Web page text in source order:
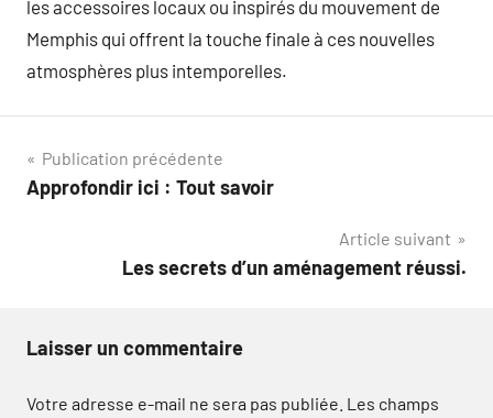
les accessoires locaux ou inspirés du mouvement de
Memphis qui offrent la touche finale à ces nouvelles
atmosphères plus intemporelles.
Navigation
de
Publication précédente
Approfondir ici : Tout savoir
Article suivant
Les secrets d’un aménagement réussi.
Laisser un commentaire
Votre adresse e-mail ne sera pas publiée. Les champs